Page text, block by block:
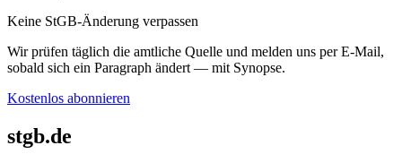
Keine StGB-Änderung verpassen
Wir prüfen täglich die amtliche Quelle und melden uns per E-Mail,
sobald sich ein Paragraph ändert — mit Synopse.
Kostenlos abonnieren
stgb.de